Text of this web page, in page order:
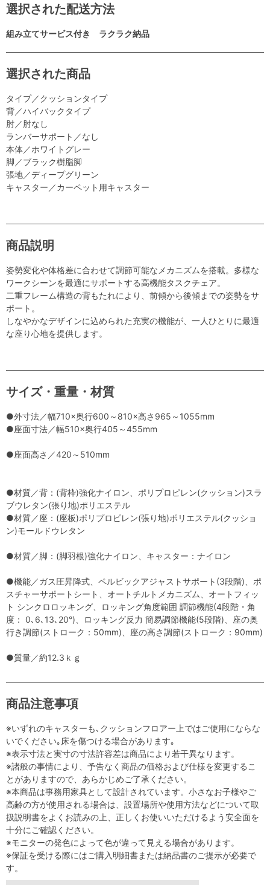
選択された配送方法
組み立てサービス付き ラクラク納品
選択された商品
タイプ／クッションタイプ
背／ハイバックタイプ
肘／肘なし
ランバーサポート／なし
本体／ホワイトグレー
脚／ブラック樹脂脚
張地／ディープグリーン
キャスター／カーペット用キャスター
商品説明
姿勢変化や体格差に合わせて調節可能なメカニズムを搭載。多様な
ワークシーンを最適にサポートする高機能タスクチェア。
二重フレーム構造の背もたれにより、前傾から後傾までの姿勢をサ
ポート。
しなやかなデザインに込められた充実の機能が、一人ひとりに最適
な座り心地を提供します。
サイズ・重量・材質
●外寸法／幅710×奥行600～810×高さ965～1055mm
●座面寸法／幅510×奥行405～455mm
●座面高さ／420～510mm
●材質／背：(背枠)強化ナイロン、ポリプロピレン(クッション)スラ
ブウレタン(張り地)ポリエステル
●材質／座：(座板)ポリプロピレン(張り地)ポリエステル(クッショ
ン)モールドウレタン
●材質／脚：(脚羽根)強化ナイロン、キャスター：ナイロン
●機能／ガス圧昇降式、ペルビックアジャストサポート(3段階)、ポ
スチャーサポートシート、オートチルトメカニズム、オートフィッ
ト シンクロロッキング、ロッキング角度範囲 調節機能(4段階・角
度： 0､6､13､20°)、ロッキング反力 簡易調節機能(5段階)、座の奥
行き調節(ストローク：50mm)、座の高さ調節(ストローク：90mm)
●質量／約12.3ｋｇ
商品注意事項
※いずれのキャスターも､クッションフロアー上ではご使用にならな
いでください｡床を傷つける場合があります｡
※表示寸法と実寸の寸法許容差は商品により若干異なります。
※諸般の事情により、予告なく商品の価格および仕様を変更するこ
とがありますので、あらかじめご了承ください。
※本商品は事務用家具として設計されています。小さなお子様やご
高齢の方が使用される場合は、設置場所や使用方法などについて取
扱説明書をよくお読みの上、正しくお使いいただけるよう安全面を
十分にご確認ください。
※モニターの発色によって色が違って見える場合があります。
※保証を受ける際にはご購入明細書または納品書のご提示が必要で
す。